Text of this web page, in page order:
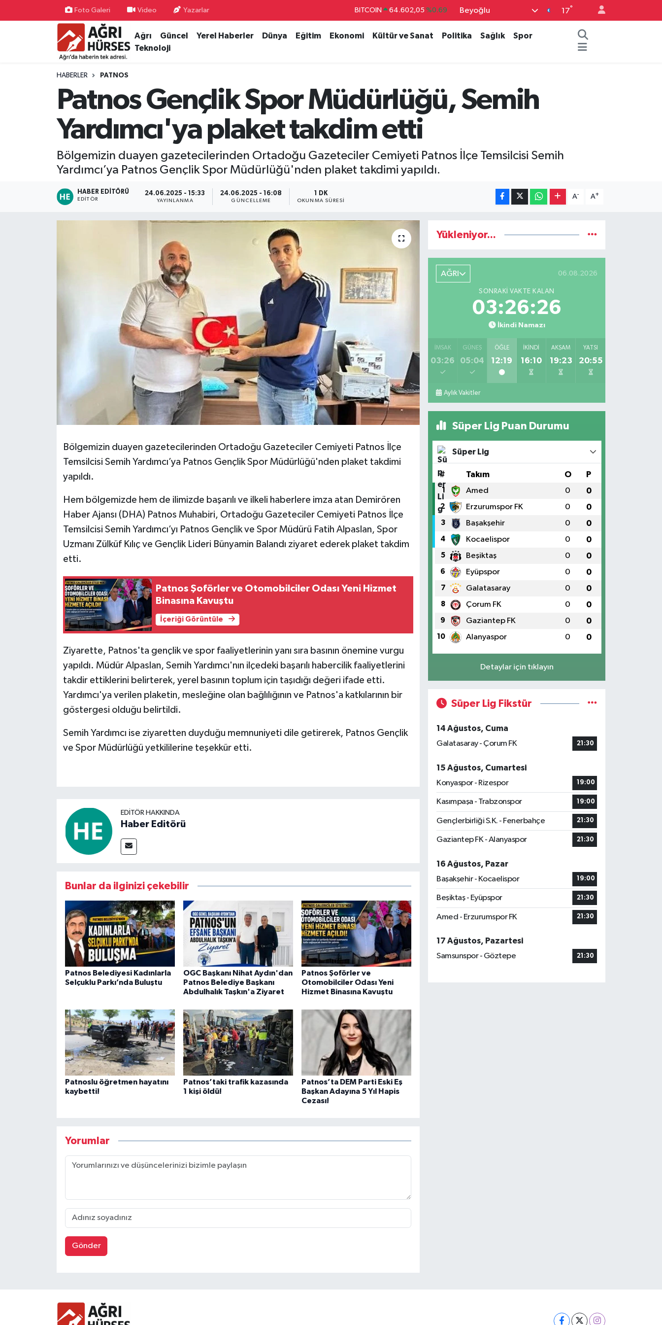
Foto Galeri Video Yazarlar BITCOIN 64.602,05 %0.69
BİST100 13.768
Beyoğlu 17°
Ağrı Güncel Yerel Haberler Dünya Eğitim Ekonomi Kültür ve Sanat Politika Sağlık
Spor
Teknoloji
HABERLER PATNOS
Patnos Gençlik Spor Müdürlüğü, Semih
Yardımcı'ya plaket takdim etti
Bölgemizin duayen gazetecilerinden Ortadoğu Gazeteciler Cemiyeti Patnos İlçe Temsilcisi Semih
Yardımcı’ya Patnos Gençlik Spor Müdürlüğü'nden plaket takdimi yapıldı.
HABER EDITÖRÜ
EDITÖR
24.06.2025 - 15:33
YAYINLANMA
24.06.2025 - 16:08
GÜNCELLEME
1 DK
OKUNMA SÜRESI
A- A+
Bölgemizin duayen gazetecilerinden Ortadoğu Gazeteciler Cemiyeti Patnos İlçe
Temsilcisi Semih Yardımcı’ya Patnos Gençlik Spor Müdürlüğü'nden plaket takdimi
yapıldı.
Hem bölgemizde hem de ilimizde başarılı ve ilkeli haberlere imza atan Demirören
Haber Ajansı (DHA) Patnos Muhabiri, Ortadoğu Gazeteciler Cemiyeti Patnos İlçe
Temsilcisi Semih Yardımcı’yı Patnos Gençlik ve Spor Müdürü Fatih Alpaslan, Spor
Uzmanı Zülküf Kılıç ve Gençlik Lideri Bünyamin Balandı ziyaret ederek plaket takdim
etti.
Patnos Şoförler ve Otomobilciler Odası Yeni Hizmet
Binasına Kavuştu
İçeriği Görüntüle
Ziyarette, Patnos'ta gençlik ve spor faaliyetlerinin yanı sıra basının önemine vurgu
yapıldı. Müdür Alpaslan, Semih Yardımcı'nın ilçedeki başarılı habercilik faaliyetlerini
takdir ettiklerini belirterek, yerel basının toplum için taşıdığı değeri ifade etti.
Yardımcı'ya verilen plaketin, mesleğine olan bağlılığının ve Patnos'a katkılarının bir
göstergesi olduğu belirtildi.
Semih Yardımcı ise ziyaretten duyduğu memnuniyeti dile getirerek, Patnos Gençlik
ve Spor Müdürlüğü yetkililerine teşekkür etti.
EDITÖR HAKKINDA
Haber Editörü
Bunlar da ilginizi çekebilir
Patnos Belediyesi Kadınlarla
Selçuklu Parkı’nda Buluştu
OGC Başkanı Nihat Aydın'dan
Patnos Belediye Başkanı
Abdulhalık Taşkın'a Ziyaret
Patnos Şoförler ve
Otomobilciler Odası Yeni
Hizmet Binasına Kavuştu
Patnoslu öğretmen hayatını
kaybetti!
Patnos’taki trafik kazasında
1 kişi öldü!
Patnos’ta DEM Parti Eski Eş
Başkan Adayına 5 Yıl Hapis
Cezası!
Yorumlar
Gönder
Yükleniyor...
AĞRI 06.08.2026
SONRAKI VAKTE KALAN
03:26:25
İkindi Namazı
İMSAK
03:26
GÜNEŞ
05:04
ÖĞLE
12:19
İKINDI
16:10
AKŞAM
19:23
YATSI
20:55
Aylık Vakitler
Süper Lig Puan Durumu
Süper Lig
# Takım O P
1 Amed 0 0
2 Erzurumspor FK 0 0
3 Başakşehir 0 0
4 Kocaelispor 0 0
5 Beşiktaş 0 0
6 Eyüpspor 0 0
7 Galatasaray 0 0
8 Çorum FK 0 0
9 Gaziantep FK 0 0
10 Alanyaspor 0 0
Detaylar için tıklayın
Süper Lig Fikstür
14 Ağustos, Cuma
Galatasaray - Çorum FK
21:30
15 Ağustos, Cumartesi
Konyaspor - Rizespor
19:00
Kasımpaşa - Trabzonspor 19:00
Gençlerbirliği S.K. - Fenerbahçe 21:30
Gaziantep FK - Alanyaspor 21:30
16 Ağustos, Pazar
Başakşehir - Kocaelispor
19:00
Beşiktaş - Eyüpspor 21:30
Amed - Erzurumspor FK 21:30
17 Ağustos, Pazartesi
Samsunspor - Göztepe
21:30
Hava Durumu
Trafik Durumu
Süper Lig Puan Durumu ve Fikstür
Son Dakika Haberleri